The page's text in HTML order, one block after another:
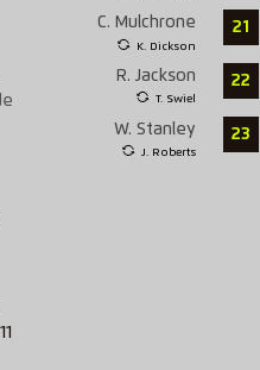
C. Mulchrone
K. Dickson
21
R. Jackson
T. Swiel
22
W. Stanley
J. Roberts
23